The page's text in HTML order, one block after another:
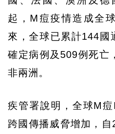
起，M痘疫情造成全
來，全球已累計144國
確定病例及509例死亡
非兩洲。
疾管署說明，全球M
跨國傳播威脅增加，